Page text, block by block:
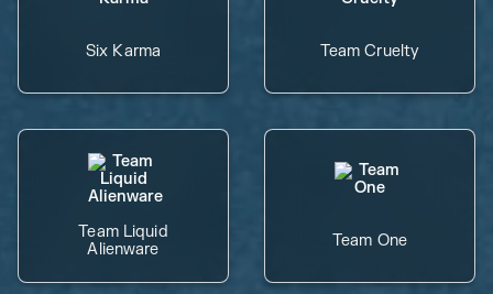
Six Karma Team Cruelty
Team Liquid
Alienware
Team One